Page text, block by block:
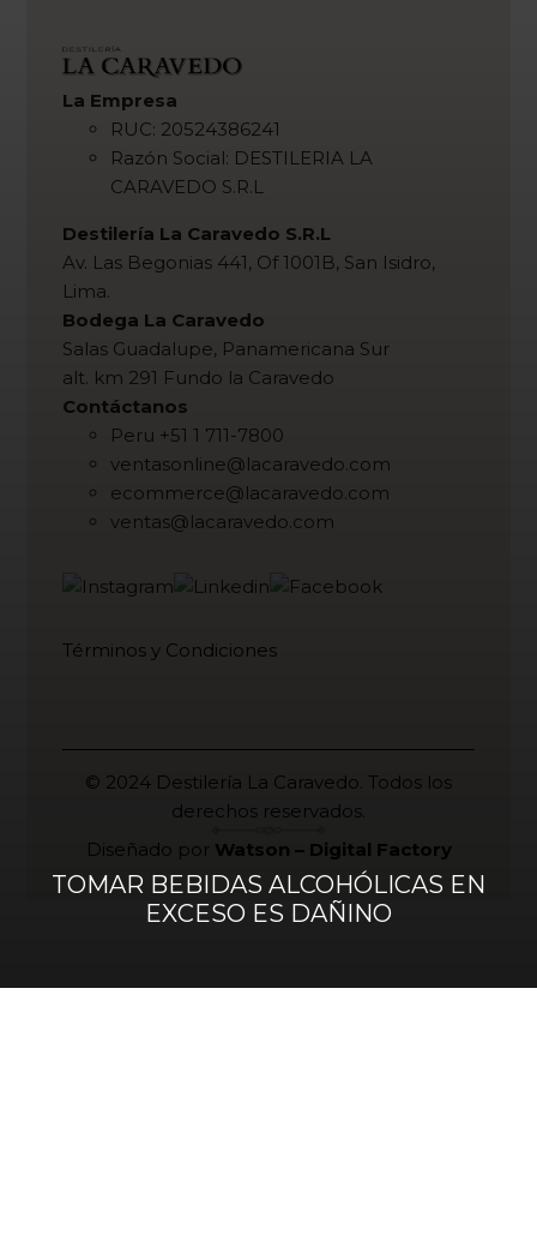
La Empresa
RUC: 20524386241
Razón Social: DESTILERIA LA
CARAVEDO S.R.L
Destilería La Caravedo S.R.L
Av. Las Begonias 441, Of 1001B, San Isidro,
Lima.
Bodega La Caravedo
Salas Guadalupe, Panamericana Sur
alt. km 291 Fundo la Caravedo
Contáctanos
Peru +51 1 711-7800
ventasonline@lacaravedo.com
ecommerce@lacaravedo.com
ventas@lacaravedo.com
Términos y Condiciones
© 2024 Destilería La Caravedo. Todos los
derechos reservados.
Diseñado por Watson – Digital Factory
TOMAR BEBIDAS ALCOHÓLICAS EN
EXCESO ES DAÑINO